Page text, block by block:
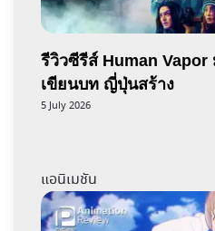
รีวิวซีรีส์ Human
เขียนบท ญี่ปุ่นสร้าง
5 July 2026
แอนิเมชัน